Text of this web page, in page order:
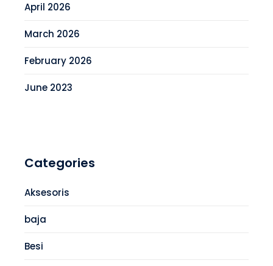
April 2026
March 2026
February 2026
June 2023
Categories
Aksesoris
baja
Besi